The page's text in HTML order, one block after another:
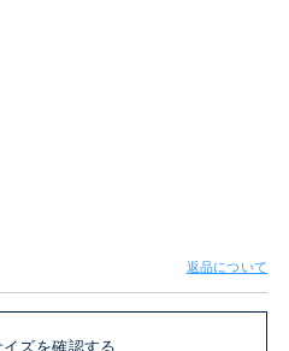
返品について
ズを確認する